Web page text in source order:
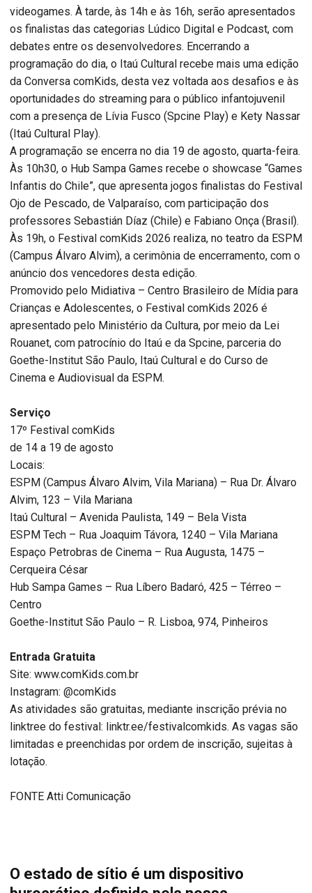
videogames. À tarde, às 14h e às 16h, serão apresentados
os finalistas das categorias Lúdico Digital e Podcast, com
debates entre os desenvolvedores. Encerrando a
programação do dia, o Itaú Cultural recebe mais uma edição
da Conversa comKids, desta vez voltada aos desafios e às
oportunidades do streaming para o público infantojuvenil
com a presença de Lívia Fusco (Spcine Play) e Kety Nassar
(Itaú Cultural Play).
A programação se encerra no dia 19 de agosto, quarta-feira.
Às 10h30, o Hub Sampa Games recebe o showcase “Games
Infantis do Chile”, que apresenta jogos finalistas do Festival
Ojo de Pescado, de Valparaíso, com participação dos
professores Sebastián Díaz (Chile) e Fabiano Onça (Brasil).
Às 19h, o Festival comKids 2026 realiza, no teatro da ESPM
(Campus Álvaro Alvim), a cerimônia de encerramento, com o
anúncio dos vencedores desta edição.
Promovido pelo Midiativa – Centro Brasileiro de Mídia para
Crianças e Adolescentes, o Festival comKids 2026 é
apresentado pelo Ministério da Cultura, por meio da Lei
Rouanet, com patrocínio do Itaú e da Spcine, parceria do
Goethe-Institut São Paulo, Itaú Cultural e do Curso de
Cinema e Audiovisual da ESPM.
Serviço
17º Festival comKids
de 14 a 19 de agosto
Locais:
ESPM (Campus Álvaro Alvim, Vila Mariana) – Rua Dr. Álvaro
Alvim, 123 – Vila Mariana
Itaú Cultural – Avenida Paulista, 149 – Bela Vista
ESPM Tech – Rua Joaquim Távora, 1240 – Vila Mariana
Espaço Petrobras de Cinema – Rua Augusta, 1475 –
Cerqueira César
Hub Sampa Games – Rua Líbero Badaró, 425 – Térreo –
Centro
Goethe-Institut São Paulo – R. Lisboa, 974, Pinheiros
Entrada Gratuita
Site: www.comKids.com.br
Instagram: @comKids
As atividades são gratuitas, mediante inscrição prévia no
linktree do festival: linktr.ee/festivalcomkids. As vagas são
limitadas e preenchidas por ordem de inscrição, sujeitas à
lotação.
FONTE Atti Comunicação
O estado de sítio é um dispositivo